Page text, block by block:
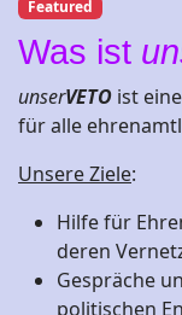
Featured
Was ist
unserVETO ist
für alle
Unsere Ziele:
Hilfe für
deren
Gespräche
politischen